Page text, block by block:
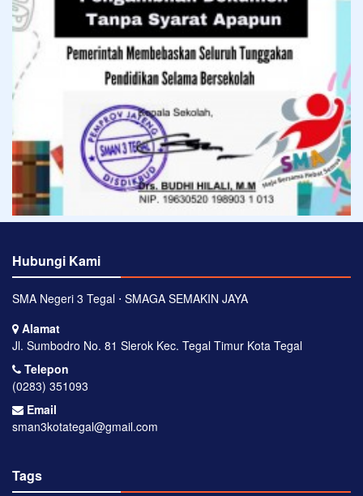
Hubungi Kami
SMA Negeri 3 Tegal ⋅ SMAGA SEMAKIN JAYA
Alamat
Jl. Sumbodro No. 81 Slerok Kec. Tegal Timur Kota Tegal
Telepon
(0283) 351093
Email
sman3kotategal@gmail.com
Tags